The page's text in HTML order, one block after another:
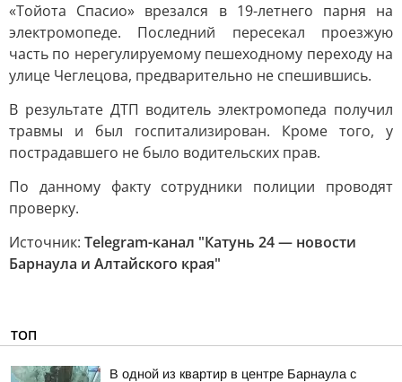
«Тойота Спасио» врезался в 19-летнего парня на
электромопеде. Последний пересекал проезжую
часть по нерегулируемому пешеходному переходу на
улице Чеглецова, предварительно не спешившись.
В результате ДТП водитель электромопеда получил
травмы и был госпитализирован. Кроме того, у
пострадавшего не было водительских прав.
По данному факту сотрудники полиции проводят
проверку.
Источник: Telegram-канал "Катунь 24 — новости
Барнаула и Алтайского края"
ТОП
В одной из квартир в центре Барнаула с